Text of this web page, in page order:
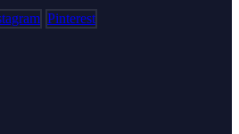
Pinterest